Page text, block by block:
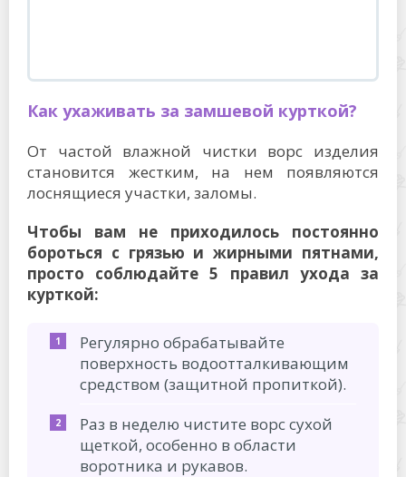
Как ухаживать за замшевой курткой?
От частой влажной чистки ворс изделия
становится жестким, на нем появляются
лоснящиеся участки, заломы.
Чтобы вам не приходилось постоянно
бороться с грязью и жирными пятнами,
просто соблюдайте 5 правил ухода за
курткой:
Регулярно обрабатывайте
поверхность водоотталкивающим
средством (защитной пропиткой).
Раз в неделю чистите ворс сухой
щеткой, особенно в области
воротника и рукавов.